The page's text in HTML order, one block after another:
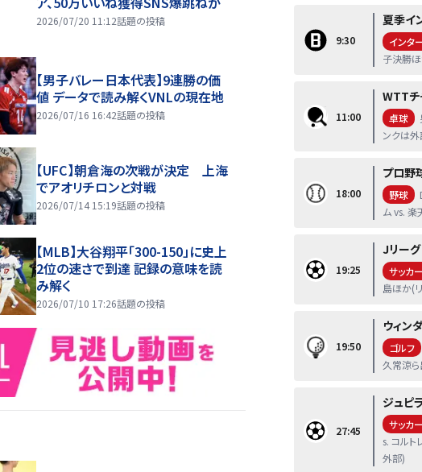
2026/07/20 11:12話題の投稿
【男子バレー日本代表】9連勝の価
値 データで読み解くVNLの現在地
2026/07/16 16:42話題の投稿
【UFC】朝倉海の次戦が決定 上海
でアオリチロンと対戦
2026/07/14 15:19話題の投稿
【MLB】大谷翔平「300-150」に史上
2位の速さで到達 記録の意味を読
み解く
2026/07/10 17:26話題の投稿
9:30
夏季イ
インタ
子決勝
11:00
WTTチ
卓球
ンクは外
18:00
プロ野
野球
ム vs. 楽
19:25
Jリーグ
サッカー
島ほか(
19:50
ウィン
ゴルフ
久常涼
27:45
ジュピ
サッカー
s. コルト
外部)